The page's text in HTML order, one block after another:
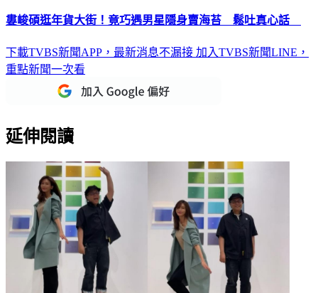
婁峻碩逛年貨大街！竟巧遇男星隱身賣海苔 鬆吐真心話
下載TVBS新聞APP，最新消息不漏接 加入TVBS新聞LINE，
重點新聞一次看
延伸閱讀